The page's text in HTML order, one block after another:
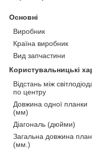
Основні
Виробник
Країна виробник
Вид запчастини
Користувальницькі
Відстань між
по центру
Довжина одної планки
(мм)
Діагональ (дюйми)
Загальна довжина
(мм.)